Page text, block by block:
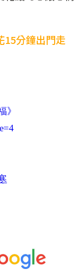
15分鐘出門走
》